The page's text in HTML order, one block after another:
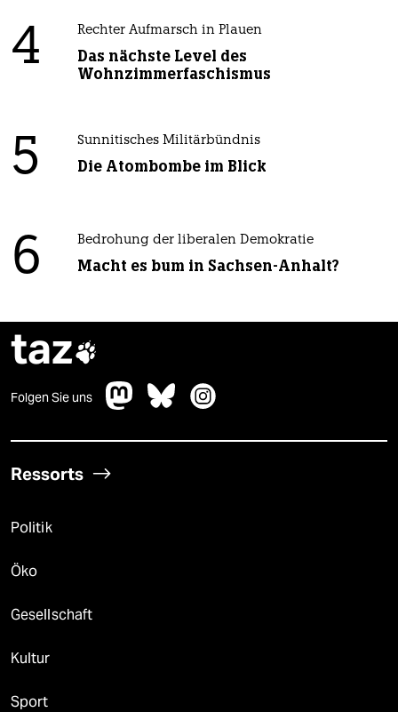
4 Rechter Aufmarsch in Plauen
Das nächste Level des
Wohnzimmerfaschismus
5 Sunnitisches Militärbündnis
Die Atombombe im Blick
6 Bedrohung der liberalen Demokratie
Macht es bum in Sachsen-Anhalt?
taz
Folgen Sie uns
Ressorts
Politik
Öko
Gesellschaft
Kultur
Sport